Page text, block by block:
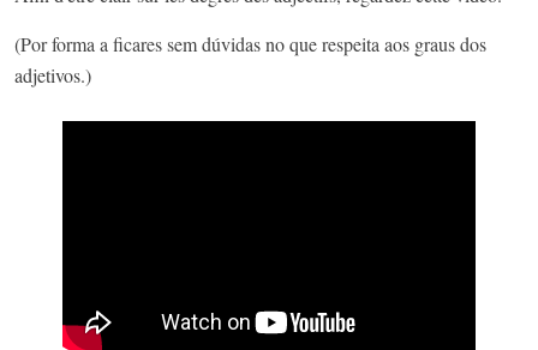
(Por forma a ficares sem dúvidas no que respeita aos graus dos
adjetivos.)